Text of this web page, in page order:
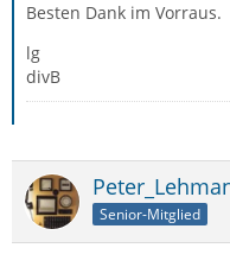
Besten Dank im Vorraus.
lg
divB
Senior-Mitglied